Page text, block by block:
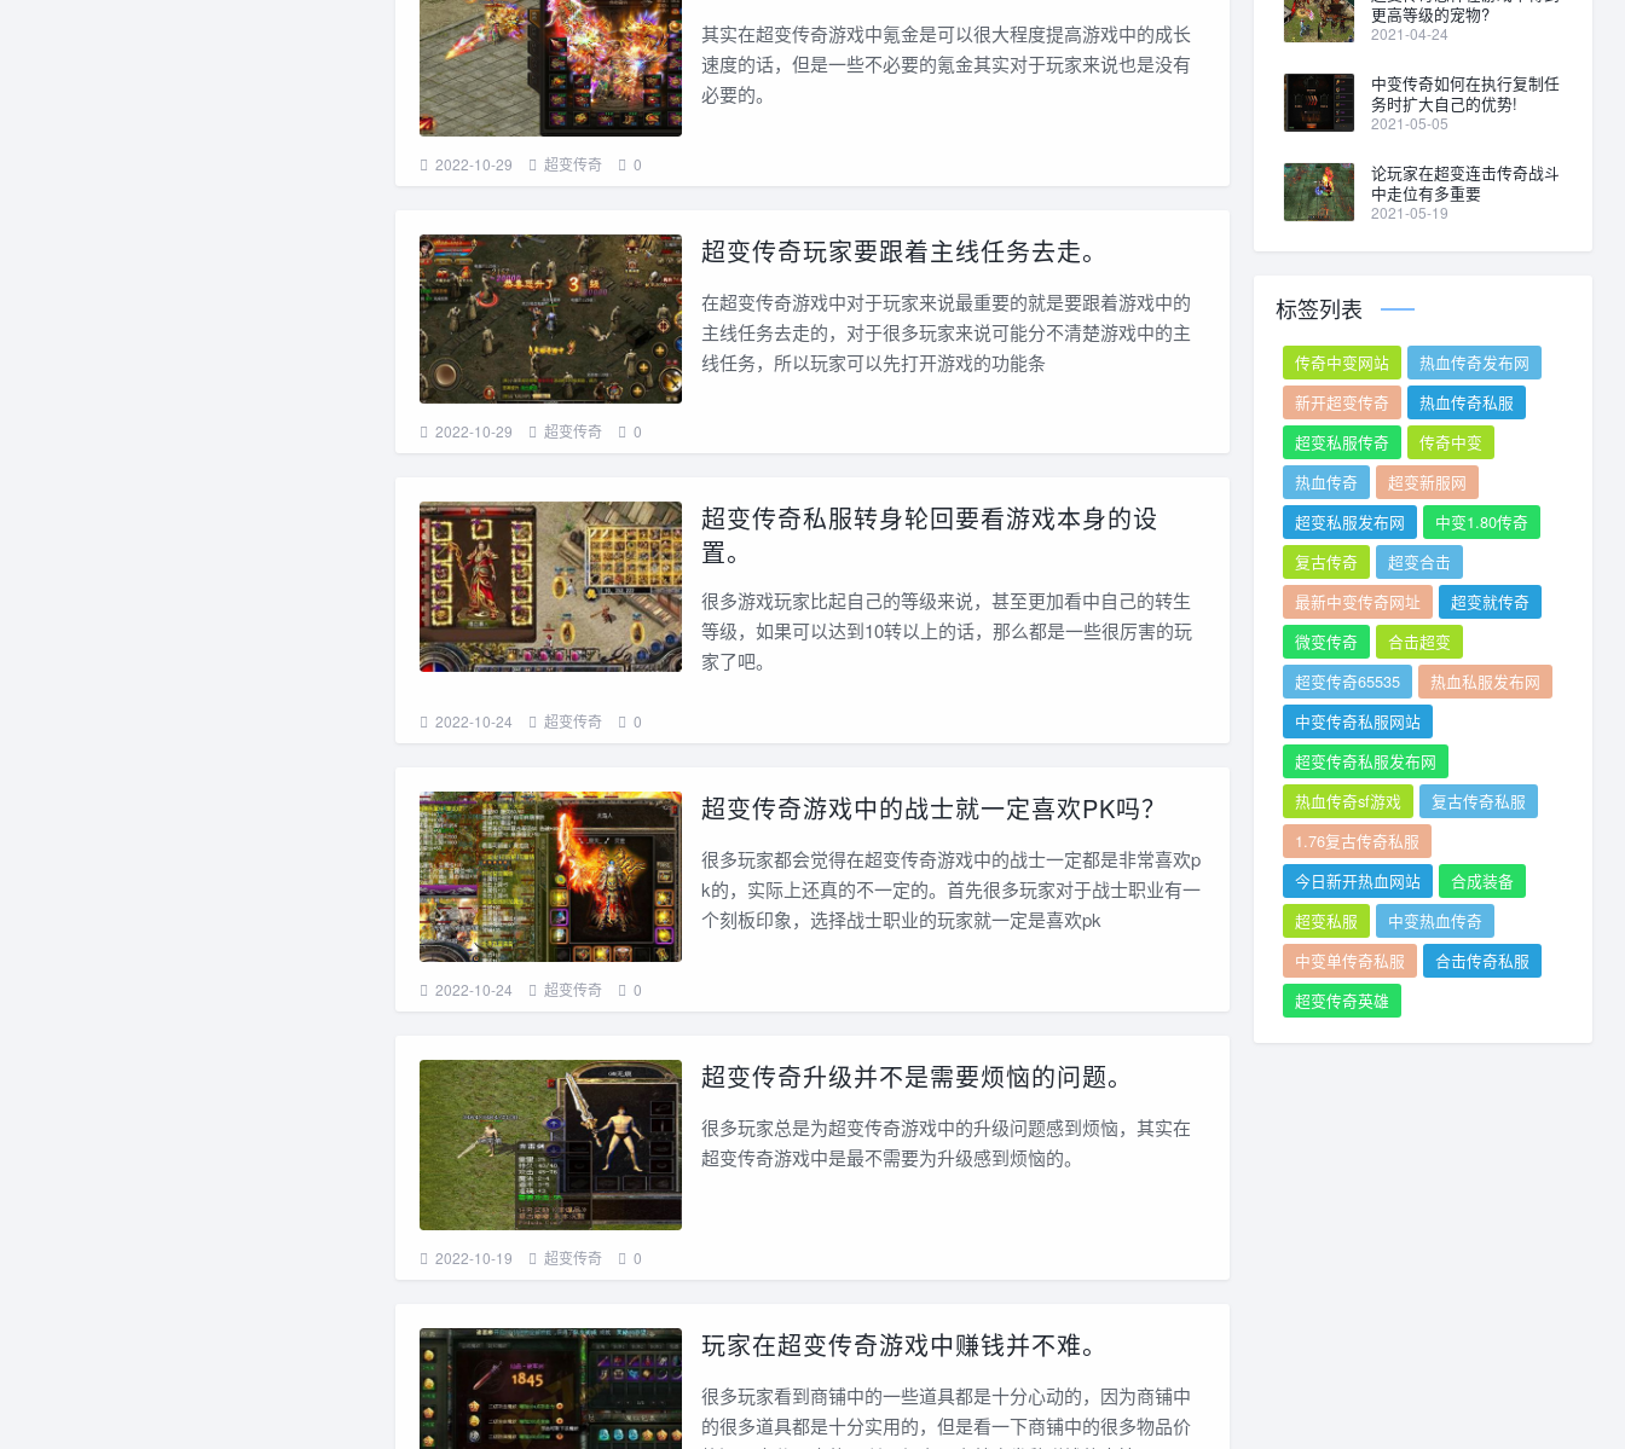
其实在超变传奇游戏中氪金是可以很大程度提高游戏中的成长
速度的话，但是一些不必要的氪金其实对于玩家来说也是没有
必要的。
2022-10-29 超变传奇 0
超变传奇玩家要跟着主线任务去走。
在超变传奇游戏中对于玩家来说最重要的就是要跟着游戏中的
主线任务去走的，对于很多玩家来说可能分不清楚游戏中的主
线任务，所以玩家可以先打开游戏的功能条
2022-10-29 超变传奇 0
超变传奇私服转身轮回要看游戏本身的设
置。
很多游戏玩家比起自己的等级来说，甚至更加看中自己的转生
等级，如果可以达到10转以上的话，那么都是一些很厉害的玩
家了吧。
2022-10-24 超变传奇 0
超变传奇游戏中的战士就一定喜欢PK吗？
很多玩家都会觉得在超变传奇游戏中的战士一定都是非常喜欢p
k的，实际上还真的不一定的。首先很多玩家对于战士职业有一
个刻板印象，选择战士职业的玩家就一定是喜欢pk
2022-10-24 超变传奇 0
超变传奇升级并不是需要烦恼的问题。
很多玩家总是为超变传奇游戏中的升级问题感到烦恼，其实在
超变传奇游戏中是最不需要为升级感到烦恼的。
2022-10-19 超变传奇 0
玩家在超变传奇游戏中赚钱并不难。
很多玩家看到商铺中的一些道具都是十分心动的，因为商铺中
的很多道具都是十分实用的，但是看一下商铺中的很多物品价
更高等级的宠物?
2021-04-24
中变传奇如何在执行复制任
务时扩大自己的优势!
2021-05-05
论玩家在超变连击传奇战斗
中走位有多重要
2021-05-19
标签列表
传奇中变网站
热血传奇发布网
新开超变传奇
热血传奇私服
超变私服传奇
传奇中变
热血传奇
超变新服网
超变私服发布网
中变1.80传奇
复古传奇
超变合击
最新中变传奇网址
超变就传奇
微变传奇
合击超变
超变传奇65535
热血私服发布网
中变传奇私服网站
超变传奇私服发布网
热血传奇sf游戏
复古传奇私服
1.76复古传奇私服
今日新开热血网站
合成装备
超变私服
中变热血传奇
中变单传奇私服
合击传奇私服
超变传奇英雄